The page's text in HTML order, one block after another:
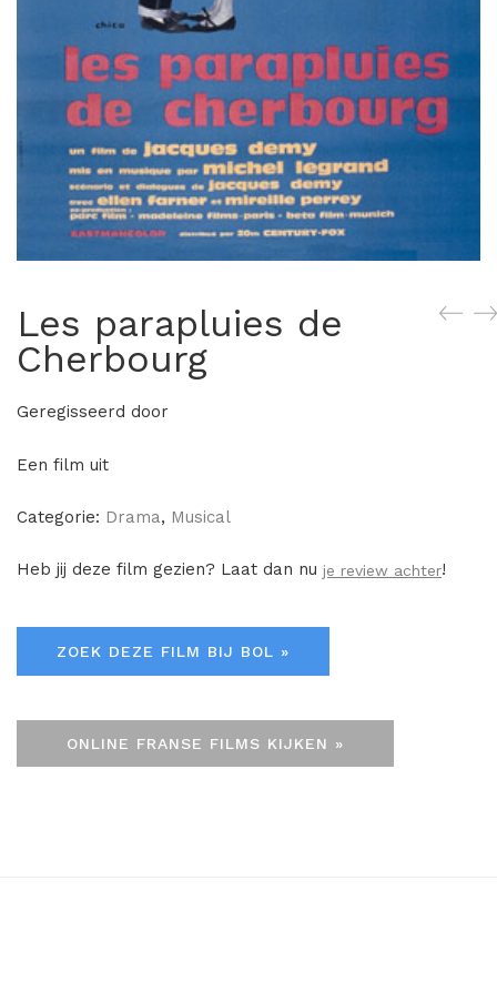
Les parapluies de
Cherbourg
Geregisseerd door
Een film uit
Categorie: Drama, Musical
Heb jij deze film gezien? Laat dan nu je review achter!
ZOEK DEZE FILM BIJ BOL »
ONLINE FRANSE FILMS KIJKEN »